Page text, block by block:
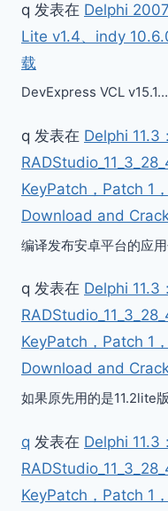
q 发表在 Delphi
Lite v1.4、indy
载
DevExpress VCL v15.1…
q 发表在 Delphi 11.3：
KeyPatch，Patch 1
Download and
编译发布安卓平台的应
q 发表在 Delphi 11.3：
KeyPatch，Patch 1
Download and
如果原先用的是11.2lite
q 发表在 Delphi 11.3：
KeyPatch，Patch 1